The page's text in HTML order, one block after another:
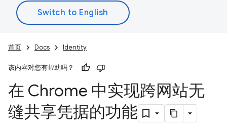
首页 Docs Identity
该内容对您有帮助吗？
在 Chrome 中实现跨网站无
缝共享凭据的功能